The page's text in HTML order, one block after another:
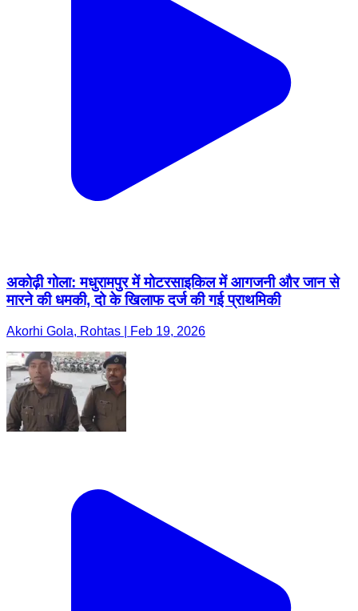
अकोढ़ी गोला: मधुरामपुर में मोटरसाइकिल में आगजनी और जान से
मारने की धमकी, दो के खिलाफ दर्ज की गई प्राथमिकी
Akorhi Gola, Rohtas | Feb 19, 2026